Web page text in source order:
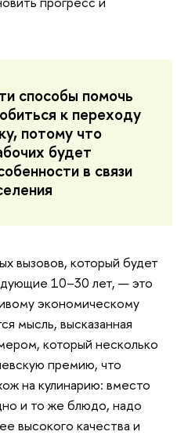
способы помочь
к переходу
потому что
будет
в связи
вызовов, который будет
10–30 лет, — это
экономическому
мысль, высказанная
который несколько
премию, что
на кулинарию: вместо
и то же блюдо, надо
высокого качества и